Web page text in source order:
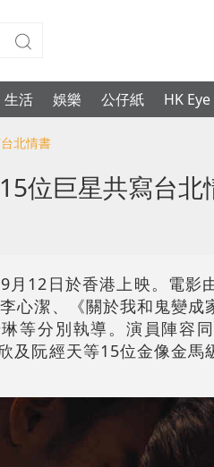
生活 娛樂 公仔紙 HK Eye
北情書
位巨星共寫台北
月12日於香港上映。電影
心潔、《關於我和鬼變成
等分別執導。演員陣容
及阮經天等15位金像金馬